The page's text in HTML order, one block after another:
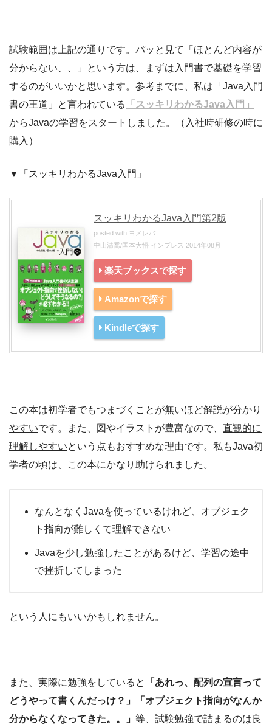
試験範囲は上記の通りです。パッと見て「ほとんど内容が
分からない、、」という方は、まずは入門書で基礎を学習
するのがいいかと思います。参考までに、私は「Java入門
書の王道」と言われている
「スッキリわかるJava入門」
からJavaの学習をスタートしました。（入社時研修の時に
購入）
▼「スッキリわかるJava入門」
スッキリわかるJava入門第2版
posted with ヨメレバ
中山清喬/国本大悟 インプレス 2014年08月
楽天ブックスで探す
Amazonで探す
Kindleで探す
この本は初学者でもつまづくことが無いほど解説が分かり
やすいです。また、図やイラストが豊富なので、 直観的に
理解しやすいという点もおすすめな理由です。私もJava初
学者の頃は、この本にかなり助けられました。
なんとなくJavaを使っているけれど、オブジェク
ト指向が難しくて理解できない
Javaを少し勉強したことがあるけど、学習の途中
で挫折してしまった
という人にもいいかもしれません。
また、実際に勉強をしていると
「あれっ、配列の宣言って
どうやって書くんだっけ？」
「オブジェクト指向がなんか
分からなくなってきた。。」 等、試験勉強で詰まるのは良